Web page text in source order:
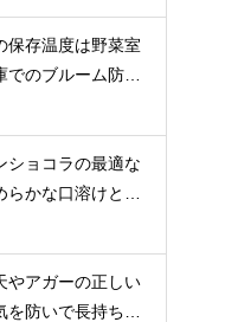
保存温度は野菜室
のブルーム防止
ショコラの最適な
かな口溶けと美
めの管理方法
やアガーの正しい
防いで長持ちさ